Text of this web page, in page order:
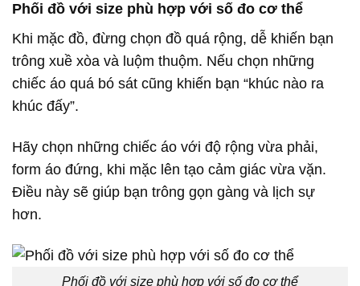
Phối đồ với size phù hợp với số đo cơ thể
Khi mặc đồ, đừng chọn đồ quá rộng, dễ khiến bạn
trông xuề xòa và luộm thuộm. Nếu chọn những
chiếc áo quá bó sát cũng khiến bạn “khúc nào ra
khúc đấy”.
Hãy chọn những chiếc áo với độ rộng vừa phải,
form áo đứng, khi mặc lên tạo cảm giác vừa vặn.
Điều này sẽ giúp bạn trông gọn gàng và lịch sự
hơn.
Phối đồ với size phù hợp với số đo cơ thể